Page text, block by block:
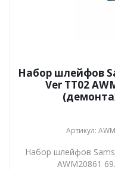
Набор шлейфов
Ver TT02
Артикул:
Набор шлейфов
AWM20861